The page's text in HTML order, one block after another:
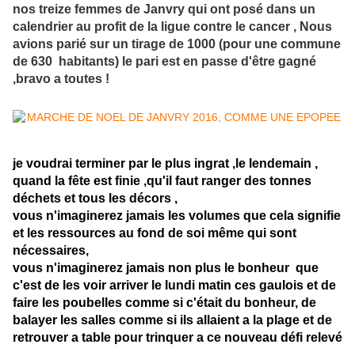
nos treize femmes de Janvry qui ont posé dans un
calendrier au profit de la ligue contre le cancer , Nous
avions parié sur un tirage de 1000 (pour une commune
de 630 habitants) le pari est en passe d'être gagné
,bravo a toutes !
je voudrai terminer par le plus ingrat ,le lendemain ,
quand la fête est finie ,qu'il faut ranger des tonnes
déchets et tous les décors ,
vous n'imaginerez jamais les volumes que cela signifie
et les ressources au fond de soi même qui sont
nécessaires,
vous n'imaginerez jamais non plus le bonheur que
c'est de les voir arriver le lundi matin ces gaulois et de
faire les poubelles comme si c'était du bonheur, de
balayer les salles comme si ils allaient a la plage et de
retrouver a table pour trinquer a ce nouveau défi relevé